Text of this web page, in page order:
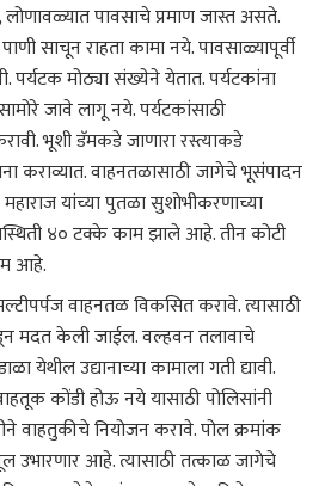
पावसाचे प्रमाण जास्त असते.
साचून राहता कामा नये. पावसाळ्यापूर्वी
पर्यटक मोठ्या संख्येने येतात. पर्यटकांना
जावे लागू नये. पर्यटकांसाठी
भूशी डॅमकडे जाणारा रस्त्याकडे
कराव्यात. वाहनतळासाठी जागेचे भूसंपादन
यांच्या पुतळा सुशोभीकरणाच्या
४० टक्के काम झाले आहे. तीन कोटी
आहे.
वाहनतळ विकसित करावे. त्यासाठी
मदत केली जाईल. वल्हवन तलावाचे
येथील उद्यानाच्या कामाला गती द्यावी.
कोंडी होऊ नये यासाठी पोलिसांनी
वाहतुकीचे नियोजन करावे. पोल क्रमांक
उभारणार आहे. त्यासाठी तत्काळ जागेचे